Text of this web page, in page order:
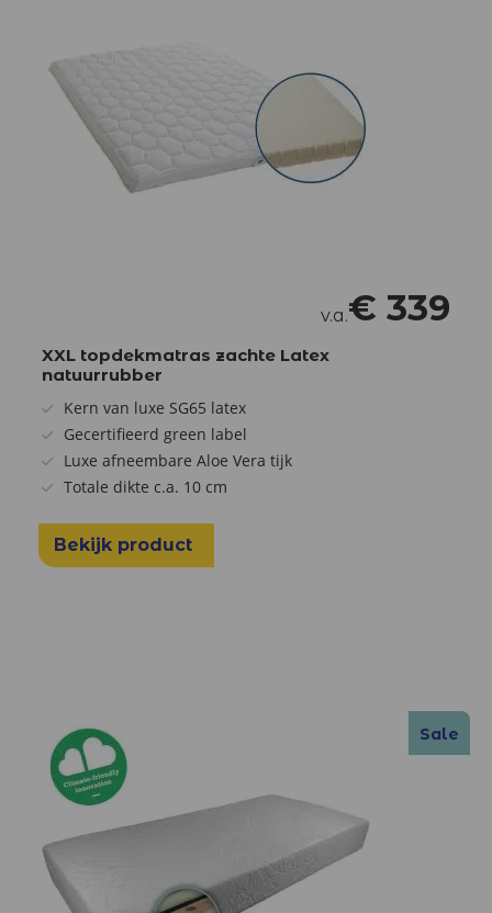
v.a.€ 339
XXL topdekmatras zachte Latex
natuurrubber
Kern van luxe SG65 latex
Gecertifieerd green label
Luxe afneembare Aloe Vera tijk
Totale dikte c.a. 10 cm
Bekijk product
Sale